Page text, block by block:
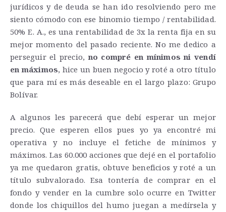
jurídicos y de deuda se han ido resolviendo pero me
siento cómodo con ese binomio tiempo / rentabilidad.
50% E. A., es una rentabilidad de 3x la renta fija en su
mejor momento del pasado reciente. No me dedico a
perseguir el precio,no compré en mínimos ni vendí
en máximos, hice un buen negocio y roté a otro título
que para mí es más deseable en el largo plazo: Grupo
Bolívar.
A algunos les parecerá que debí esperar un mejor
precio. Que esperen ellos pues yo ya encontré mi
operativa y no incluye el fetiche de mínimos y
máximos. Las 60.000 acciones que dejé en el portafolio
ya me quedaron gratis, obtuve beneficios y roté a un
título subvalorado. Esa tontería de comprar en el
fondo y vender en la cumbre solo ocurre en Twitter
donde los chiquillos del humo juegan a medírsela y